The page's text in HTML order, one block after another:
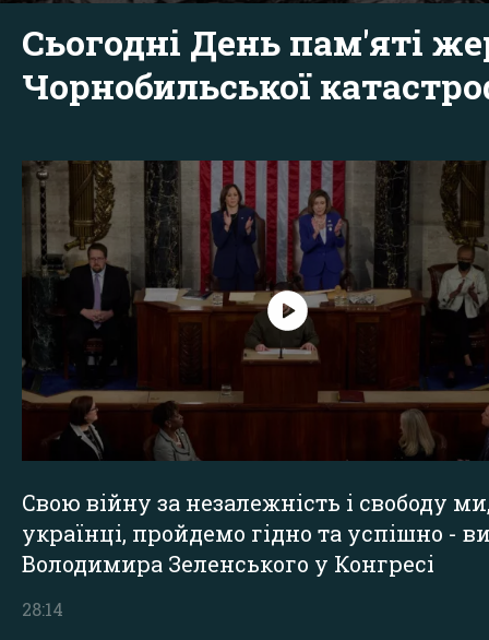
Сьогодні День пам'яті
Чорнобильської
Свою війну за незалежність і свободу
українці, пройдемо гідно та успішно -
Володимира Зеленського у Конгресі
28:14